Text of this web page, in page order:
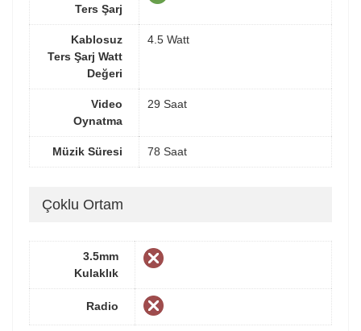
Ters Şarj
Kablosuz
Ters Şarj Watt
Değeri
4.5 Watt
Video
Oynatma
29 Saat
Müzik Süresi 78 Saat
Çoklu Ortam
3.5mm
Kulaklık
Radio